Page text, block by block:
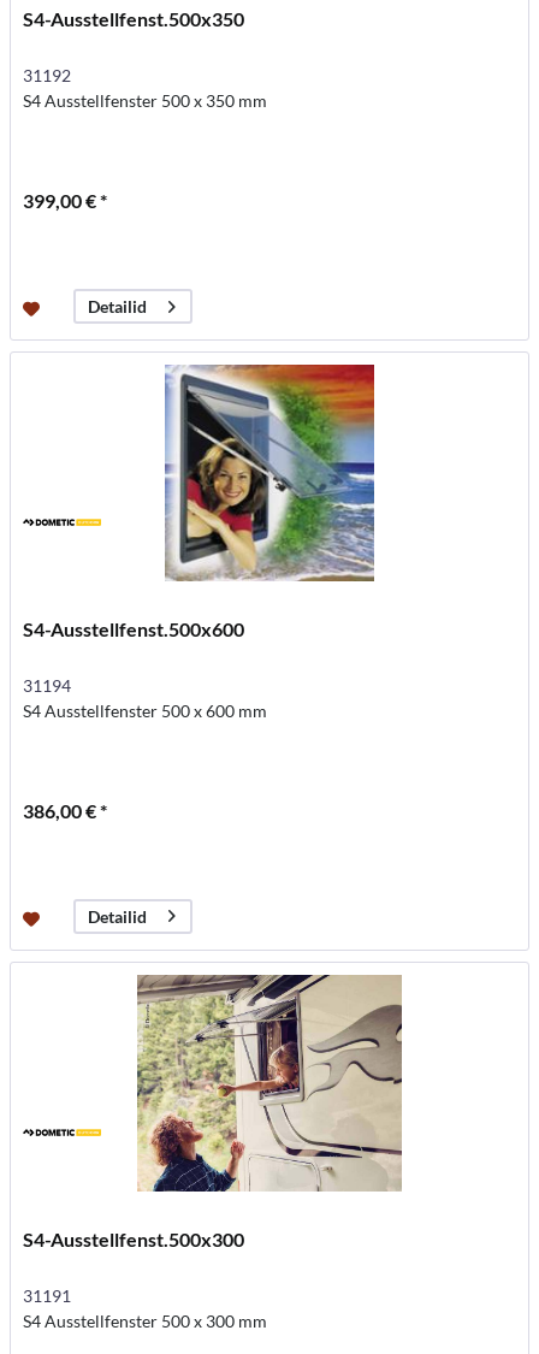
S4-Ausstellfenst.500x350
31192
S4 Ausstellfenster 500 x 350 mm
399,00 € *
Detailid
S4-Ausstellfenst.500x600
31194
S4 Ausstellfenster 500 x 600 mm
386,00 € *
Detailid
S4-Ausstellfenst.500x300
31191
S4 Ausstellfenster 500 x 300 mm